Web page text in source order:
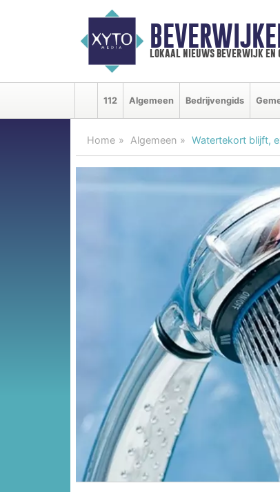
lokaal nieuws beverwijk en
112 Algemeen Bedrijvengids
Home Algemeen Watertekort blijft,